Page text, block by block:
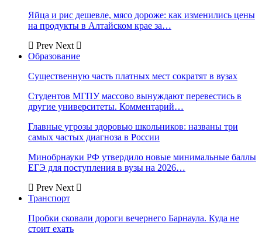
Яйца и рис дешевле, мясо дороже: как изменились цены
на продукты в Алтайском крае за…
Prev Next
Образование
Существенную часть платных мест сократят в вузах
Студентов МГПУ массово вынуждают перевестись в
другие университеты. Комментарий…
Главные угрозы здоровью школьников: названы три
самых частых диагноза в России
Минобрнауки РФ утвердило новые минимальные баллы
ЕГЭ для поступления в вузы на 2026…
Prev Next
Транспорт
Пробки сковали дороги вечернего Барнаула. Куда не
стоит ехать